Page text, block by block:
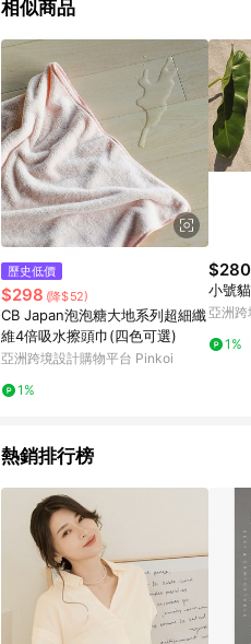
使用規則請以點數紅包活動說明為準。
相似商品
歷史低價
$298 (降$52)
CB Japan泡泡糖大地系列超細纖
維4倍吸水擦頭巾(四色可選)
亞洲跨境設計購物平台 Pinkoi
1%
$280
小號
亞洲
1%
熱銷排行榜